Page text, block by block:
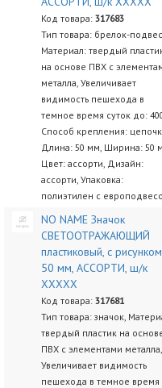
Код товара: 317683
Тип товара: брелок-
Материал: твердый
на основе ПВХ с
металла, Увеличивает
видимость пешехода в
темное время суток до:
Способ крепления:
Длина: 50 мм, Ширина: 50
Цвет: ассорти, Дизайн:
ассорти, Упаковка:
полиэтилен с
NO NAME Значок
СВЕТООТРАЖАЮЩИЙ
пластиковый, с
50 мм, АССОРТИ, ш/к
ХХХХХ
Код товара: 317681
Тип товара: значок,
твердый пластик на
ПВХ с элементами металла,
Увеличивает видимость
пешехода в темное время